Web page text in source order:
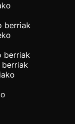
berriak
berriak
berriak